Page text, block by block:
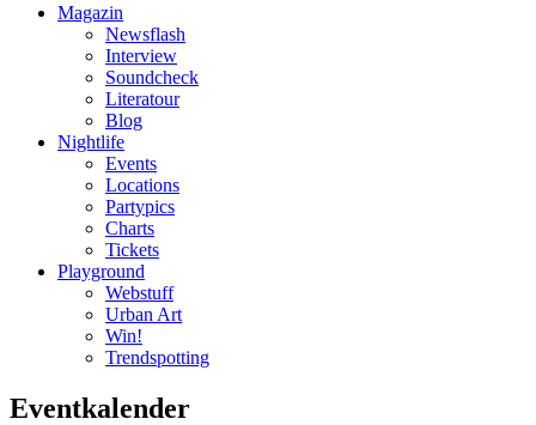
Magazin
Newsflash
Interview
Soundcheck
Literatour
Blog
Nightlife
Events
Locations
Partypics
Charts
Tickets
Playground
Webstuff
Urban Art
Win!
Trendspotting
Eventkalender